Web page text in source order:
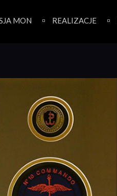
MON REALIZACJE